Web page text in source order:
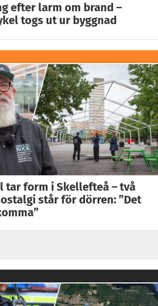
efter larm om brand –
togs ut ur byggnad
tar form i Skellefteå – två
står för dörren: ”Det